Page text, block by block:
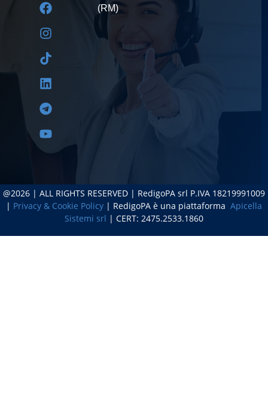
(RM)
@2026 | ALL RIGHTS RESERVED | RedigoPA srl P.IVA 18219991009
| Privacy & Cookie Policy | RedigoPA è una piattaforma Apicella
Sistemi srl | CERT: 2475.2533.1860